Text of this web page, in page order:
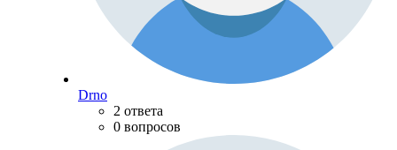
Drno
2 ответа
0 вопросов